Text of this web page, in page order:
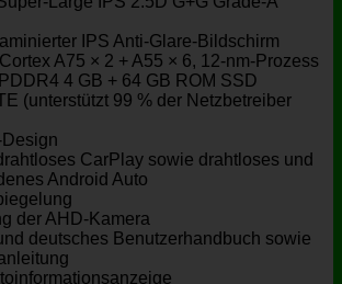
IPS Anti-Glare-Bildschirm
A75 × 2 + A55 × 6, 12-nm-Prozess
4 GB + 64 GB ROM SSD
(unterstützt 99 % der Netzbetreiber
CarPlay sowie drahtloses und
Android Auto
der AHD-Kamera
deutsches Benutzerhandbuch sowie